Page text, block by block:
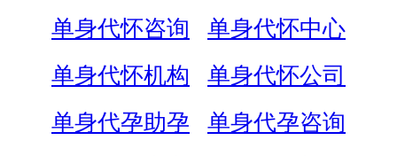
单身代怀咨询
单身代怀中心
单身代怀机构
单身代怀公司
单身代孕助孕
单身代孕咨询